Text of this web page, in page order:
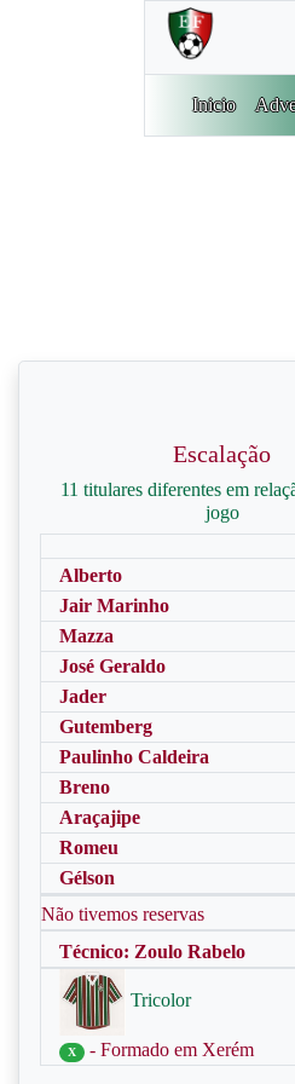
Inicio
Escalação
11 titulares diferentes em
jogo
Alberto
Jair Marinho
Mazza
José Geraldo
Jader
Gutemberg
Paulinho Caldeira
Breno
Araçajipe
Romeu
Gélson
Não tivemos reservas
Técnico: Zoulo Rabelo
Tricolor
X - Formado em Xerém